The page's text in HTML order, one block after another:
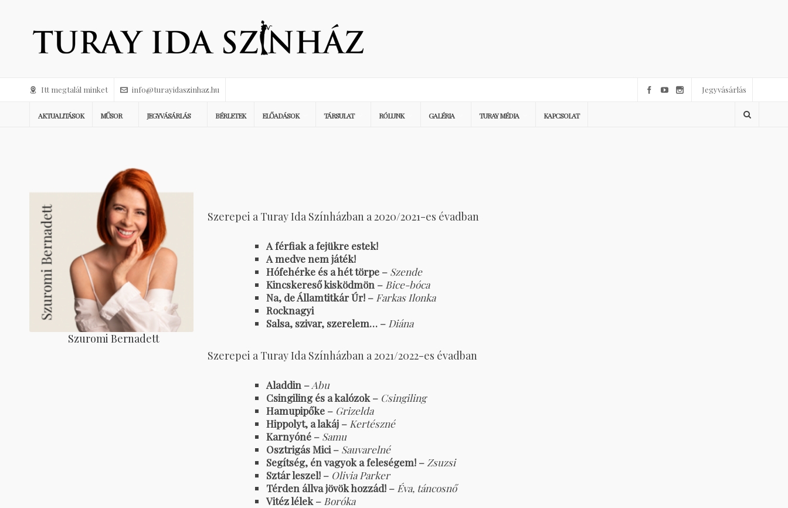
Itt megtalál minket info@turayidaszinhaz.hu Jegyvásárlás
AKTUALITÁSOK MŰSOR JEGYVÁSÁRLÁS BÉRLETEK ELŐADÁSOK TÁRSULAT RÓLUNK GALÉRIA TURAY MÉDIA KAPCSOLAT
Szerepei a Turay Ida Színházban a 2020/2021-es évadban
A férfiak a fejükre estek!
A medve nem játék!
Hófehérke és a hét törpe – Szende
Kincskereső kisködmön – Bice-bóca
Na, de Államtitkár Úr! – Farkas Ilonka
Rocknagyi
Salsa, szivar, szerelem… – Diána
Szerepei a Turay Ida Színházban a 2021/2022-es évadban
Aladdin –Abu
Csingiling és a kalózok – Csingiling
Hamupipőke – Grizelda
Hippolyt, a lakáj – Kertészné
Karnyóné – Samu
Osztrigás Mici – Sauvarelné
Segítség, én vagyok a feleségem! – Zsuzsi
Sztár leszel! – Olivia Parker
Térden állva jövök hozzád! – Éva, táncosnő
Vitéz lélek – Boróka
Szuromi Bernadett